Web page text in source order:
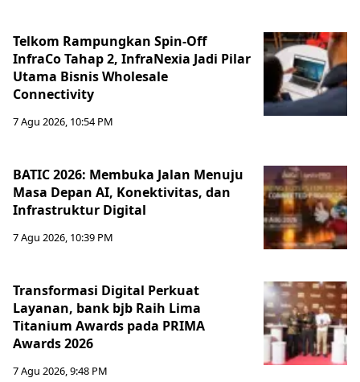
Telkom Rampungkan Spin-Off
InfraCo Tahap 2, InfraNexia Jadi Pilar
Utama Bisnis Wholesale
Connectivity
7 Agu 2026, 10:54 PM
BATIC 2026: Membuka Jalan Menuju
Masa Depan AI, Konektivitas, dan
Infrastruktur Digital
7 Agu 2026, 10:39 PM
Transformasi Digital Perkuat
Layanan, bank bjb Raih Lima
Titanium Awards pada PRIMA
Awards 2026
7 Agu 2026, 9:48 PM